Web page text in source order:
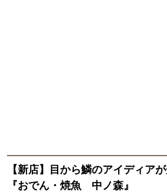
【新店】目から鱗のアイディア
『おでん・焼魚 中ノ森』